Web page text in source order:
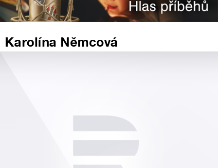
Karolína Němcová